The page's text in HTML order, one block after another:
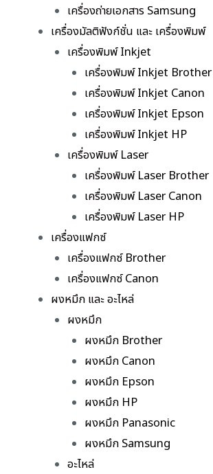
เครื่องถ่ายเอกสาร Samsung
เครื่องมัลติฟังก์ชั่น และ เครื่องพิมพ์
เครื่องพิมพ์ Inkjet
เครื่องพิมพ์ Inkjet Brother
เครื่องพิมพ์ Inkjet Canon
เครื่องพิมพ์ Inkjet Epson
เครื่องพิมพ์ Inkjet HP
เครื่องพิมพ์ Laser
เครื่องพิมพ์ Laser Brother
เครื่องพิมพ์ Laser Canon
เครื่องพิมพ์ Laser HP
เครื่องแฟกซ์
เครื่องแฟกซ์ Brother
เครื่องแฟกซ์ Canon
ผงหมึก และ อะไหล่
ผงหมึก
ผงหมึก Brother
ผงหมึก Canon
ผงหมึก Epson
ผงหมึก HP
ผงหมึก Panasonic
ผงหมึก Samsung
อะไหล่